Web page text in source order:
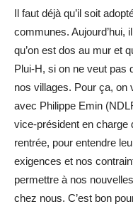
Il faut déjà qu’il soit
communes. Aujourd’hui,
qu’on est dos au mur et
Plui-H, si on ne veut pas
nos villages. Pour ça, on
avec Philippe Emin
vice-président en charge
rentrée, pour entendre
exigences et nos
permettre à nos
chez nous. C’est bon